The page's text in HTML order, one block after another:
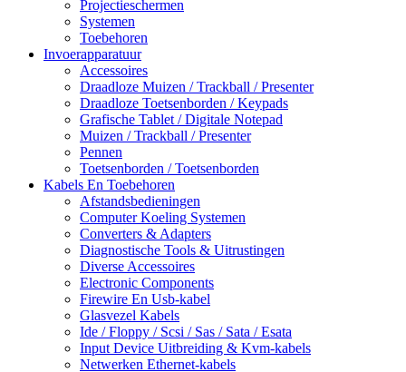
Projectieschermen
Systemen
Toebehoren
Invoerapparatuur
Accessoires
Draadloze Muizen / Trackball / Presenter
Draadloze Toetsenborden / Keypads
Grafische Tablet / Digitale Notepad
Muizen / Trackball / Presenter
Pennen
Toetsenborden / Toetsenborden
Kabels En Toebehoren
Afstandsbedieningen
Computer Koeling Systemen
Converters & Adapters
Diagnostische Tools & Uitrustingen
Diverse Accessoires
Electronic Components
Firewire En Usb-kabel
Glasvezel Kabels
Ide / Floppy / Scsi / Sas / Sata / Esata
Input Device Uitbreiding & Kvm-kabels
Netwerken Ethernet-kabels